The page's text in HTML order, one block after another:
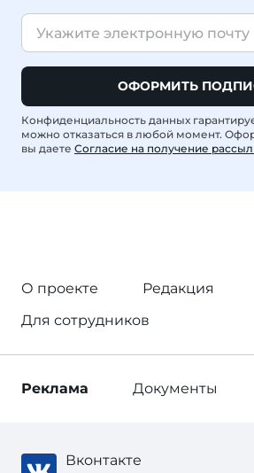
ОФОРМИТЬ
Конфиденциальность данных
можно отказаться в любой момент.
вы даете Согласие на получение
О проекте
Редакция
Для сотрудников
Реклама Документы
Вконтакте